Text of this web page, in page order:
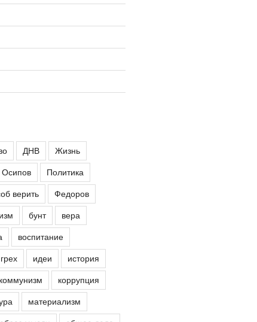
ДНВ
Жизнь
Осипов
Политика
верить
Федоров
бунт
вера
воспитание
грех идеи
история
коммунизм
коррупция
материализм